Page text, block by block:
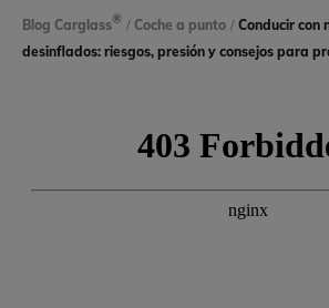
Blog Carglass® / Coche a punto / Conducir con
desinflados: riesgos, presión y consejos para